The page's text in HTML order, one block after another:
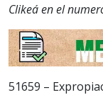
Clikeá en el
51659 –